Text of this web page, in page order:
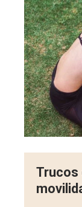
Trucos